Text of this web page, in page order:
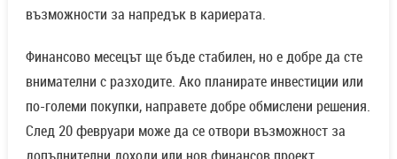
възможности за напредък в кариерата.
Финансово месецът ще бъде стабилен, но е добре да сте
внимателни с разходите. Ако планирате инвестиции или
по-големи покупки, направете добре обмислени решения.
След 20 февруари може да се отвори възможност за